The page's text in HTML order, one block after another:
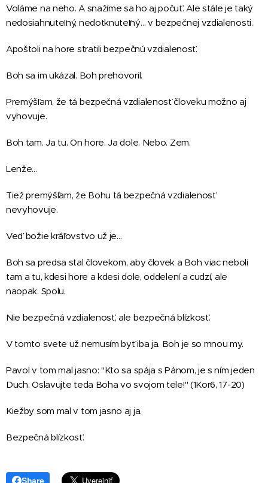
Voláme na neho. A snažíme sa ho aj počuť. Ale stále je taký
nedosiahnuteľný, nedotknuteľný… v bezpečnej vzdialenosti.
Apoštoli na hore stratili bezpečnú vzdialenosť.
Boh sa im ukázal. Boh prehovoril.
Premýšľam, že tá bezpečná vzdialenosť človeku možno aj
vyhovuje.
Boh tam. Ja tu. On hore. Ja dole. Nebo. Zem.
Lenže…
Tiež premýšľam, že Bohu tá bezpečná vzdialenosť
nevyhovuje.
Veď božie kráľovstvo už je…
Boh sa predsa stal človekom, aby človek a Boh viac neboli
tam a tu, kdesi hore a kdesi dole, oddelení a cudzí, ale
naopak. Spolu.
Nie bezpečná vzdialenosť, ale bezpečná blízkosť.
V tomto svete už nemusím byť iba ja. Boh je so mnou my.
Pavol v tom mal jasno: "Kto sa spája s Pánom, je s ním jeden
Duch. Oslavujte teda Boha vo svojom tele!" (1Kor6, 17-20)
Kiežby som mal v tom jasno aj ja.
Bezpečná blízkosť.
Share